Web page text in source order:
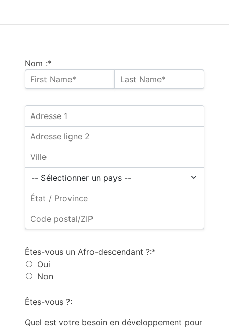
Nom :*
Êtes-vous un Afro-descendant ?:*
Oui
Non
Êtes-vous ?:
Quel est votre besoin en développement pour